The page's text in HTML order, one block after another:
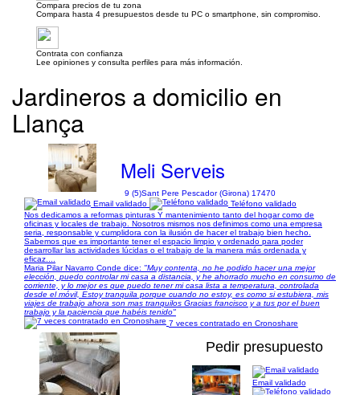
Compara precios de tu zona
Compara hasta 4 presupuestos desde tu PC o smartphone, sin compromiso.
Contrata con confianza
Lee opiniones y consulta perfiles para más información.
Jardineros a domicilio en
Llança
Meli Serveis
9 (5)Sant Pere Pescador (Girona) 17470
Email validado
Teléfono validado
Nos dedicamos a reformas pinturas Y mantenimiento tanto del hogar como de
oficinas y locales de trabajo. Nosotros mismos nos definimos como una empresa
seria, responsable y cumplidora con la ilusión de hacer el trabajo bien hecho.
Sabemos que es importante tener el espacio limpio y ordenado para poder
desarrollar las actividades lúcidas o el trabajo de la manera más ordenada y
eficaz....
Maria Pilar Navarro Conde dice: "Muy contenta, no he podido hacer una mejor
elección, puedo controlar mi casa a distancia, y he ahorrado mucho en consumo de
corriente, y lo mejor es que puedo tener mi casa lista a temperatura, controlada
desde el móvil, Estoy tranquila porque cuando no estoy, es como si estubiera, mis
viajes de trabajo ahora son mas tranquilos Gracias francisco y a tus por el buen
trabajo y la paciencia que habéis tenido"
7 veces contratado en Cronoshare
Pedir presupuesto
Email validado